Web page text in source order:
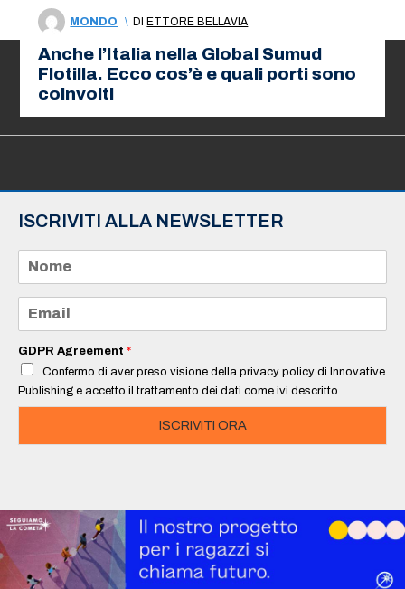
MONDO \ DI ETTORE BELLAVIA
Anche l’Italia nella Global Sumud
Flotilla. Ecco cos’è e quali porti sono
coinvolti
ISCRIVITI ALLA NEWSLETTER
m
e
a
i
*
GDPR Agreement *
Confermo di aver preso visione della privacy policy di Innovative
Publishing e accetto il trattamento dei dati come ivi descritto
ISCRIVITI ORA